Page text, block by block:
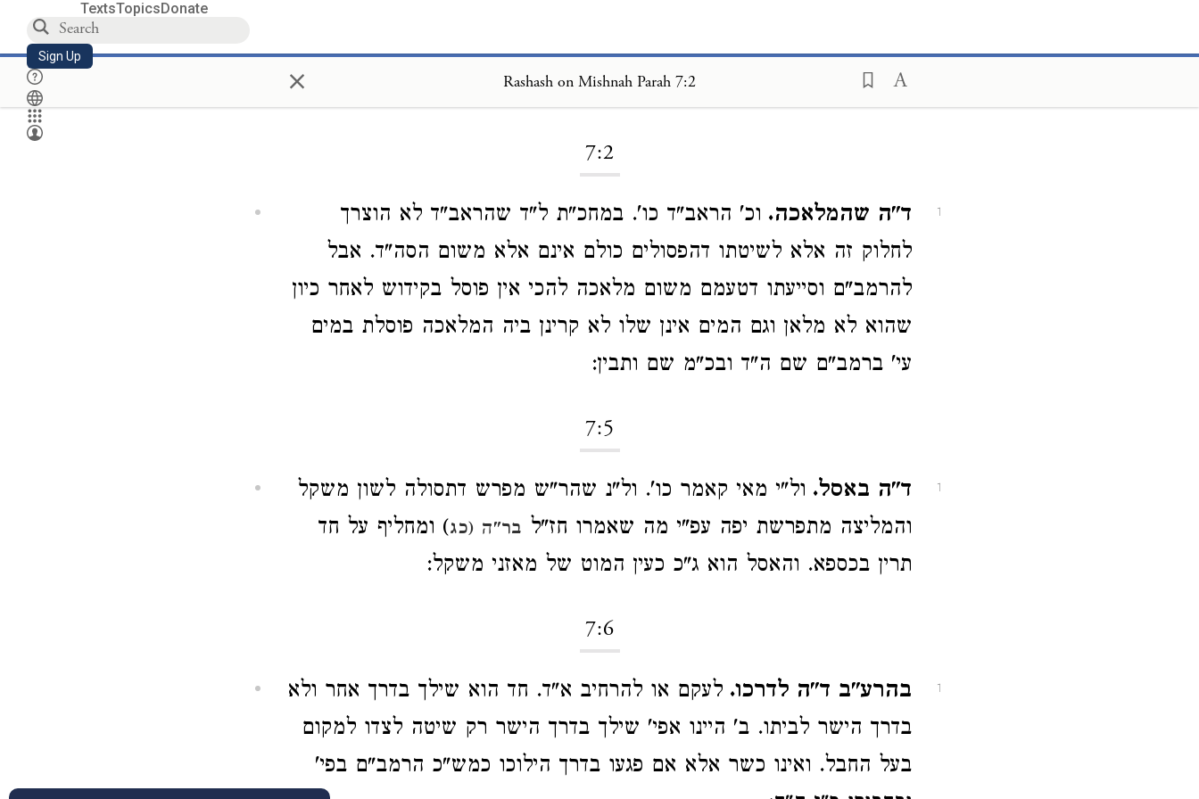
TextsTopicsDonate
Sign Up × Rashash on Mishnah Parah 7:2
7:2
1 ד"ה שהמלאכה. וכ' הראב"ד כו'. במחכ"ת ל"ד שהראב"ד לא הוצרך
לחלוק זה אלא לשיטתו דהפסולים כולם אינם אלא משום הסה"ד. אבל
להרמב"ם וסייעתו דטעמם משום מלאכה להכי אין פוסל בקידוש לאחר כיון
שהוא לא מלאן וגם המים אינן שלו לא קרינן ביה המלאכה פוסלת במים
עי' ברמב"ם שם ה"ד ובכ"מ שם ותבין:
7:5
1 ד"ה באסל. ול"י מאי קאמר כו'. ול"נ שהר"ש מפרש דתסולה לשון משקל
והמליצה מתפרשת יפה עפ"י מה שאמרו חז"ל בר"ה (כג) ומחליף על חד
תרין בכספא. והאסל הוא ג"כ כעין המוט של מאזני משקל:
7:6
1 בהרע"ב ד"ה לדרכו. לעקם או להרחיב א"ד. חד הוא שילך בדרך אחר ולא
בדרך הישר לביתו. ב' היינו אפי' שילך בדרך הישר רק שיטה לצדו למקום
בעל החבל. ואינו כשר אלא אם פגעו בדרך הילוכו כמש"כ הרמב"ם בפי'